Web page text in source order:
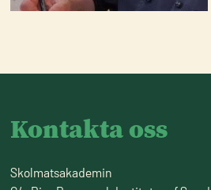
Kontakta oss
Skolmatsakademin